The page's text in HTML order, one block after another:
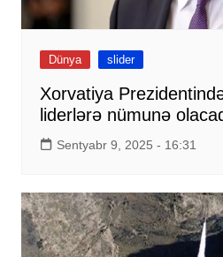
Dünya slider
Xorvatiya
liderlərə nümunə
Sentyabr 9, 2025 - 16:31